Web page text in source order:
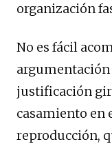
organización
No es fácil
argumentación
justificación
casamiento en
reproducción,